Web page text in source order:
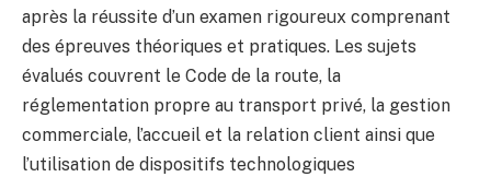
après la réussite d’un examen rigoureux comprenant
des épreuves théoriques et pratiques. Les sujets
évalués couvrent le Code de la route, la
réglementation propre au transport privé, la gestion
commerciale, l’accueil et la relation client ainsi que
l’utilisation de dispositifs technologiques